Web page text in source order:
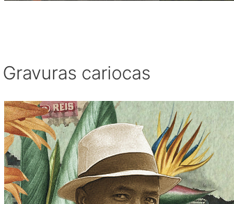
Gravuras cariocas